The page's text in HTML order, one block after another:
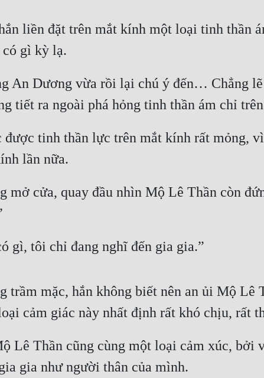
liền đặt trên mắt kính một loại tinh thần
có gì kỳ lạ.
An Dương vừa rồi lại chú ý đến… Chẳng
tiết ra ngoài phá hỏng tinh thần ám chỉ
được tinh thần lực trên mắt kính rất mỏng,
lần nữa.
mở cửa, quay đầu nhìn Mộ Lê Thần còn
gì, tôi chỉ đang nghĩ đến gia gia.”
trầm mặc, hắn không biết nên an ủi Mộ
cảm giác này nhất định rất khó chịu, rất
Lê Thần cũng cùng một loại cảm xúc,
gia như người thân của mình.